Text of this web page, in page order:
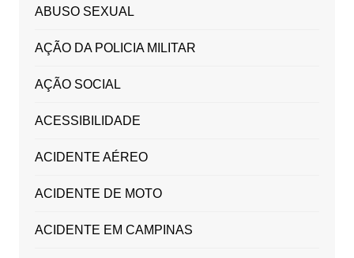
ABUSO SEXUAL
AÇÃO DA POLICIA MILITAR
AÇÃO SOCIAL
ACESSIBILIDADE
ACIDENTE AÉREO
ACIDENTE DE MOTO
ACIDENTE EM CAMPINAS